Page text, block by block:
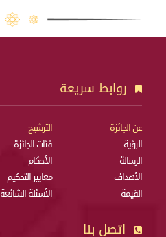
روابط سريعة
عن الجائزة
الرؤية
الرسالة
الأهداف
القيمة
الترشيح
فئات الجائزة
الأحكام
معايير التحكيم
الأسئلة الشائعة
اتصل بنا